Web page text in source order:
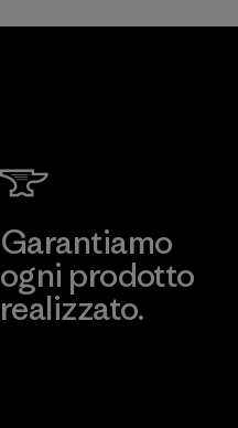
Garantiamo
ogni prodotto
realizzato.